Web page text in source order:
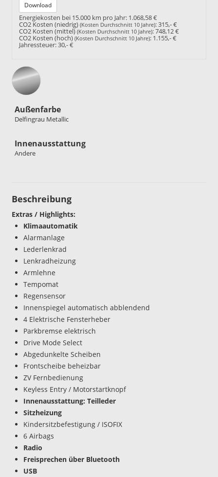
Download
Energiekosten bei 15.000 km pro Jahr: 1.068,58 €
CO2 Kosten (niedrig) (Kosten Durchschnitt 10 Jahre):315,- €
CO2 Kosten (mittel) (Kosten Durchschnitt 10 Jahre):748,12 €
CO2 Kosten (hoch) (Kosten Durchschnitt 10 Jahre): 1.155,- €
Jahressteuer:30,- €
Außenfarbe
Delfingrau Metallic
Innenausstattung
Andere
Beschreibung
Extras / Highlights:
Klimaautomatik
Alarmanlage
Lederlenkrad
Lenkradheizung
Armlehne
Tempomat
Regensensor
Innenspiegel automatisch abblendend
4 Elektrische Fensterheber
Parkbremse elektrisch
Drive Mode Select
Abgedunkelte Scheiben
Frontscheibe beheizbar
ZV Fernbedienung
Keyless Entry / Motorstartknopf
Innenausstattung: Teilleder
Sitzheizung
Kindersitzbefestigung / ISOFIX
6 Airbags
Radio
Freisprechen über Bluetooth
USB